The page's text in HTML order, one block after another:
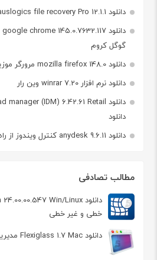
دانلود auslogics file recovery Pro 12.1.1 نرم افزار بازیابی اطلاعات
گوگل کروم
دانلود mozilla firefox 148.0 مرورگر موزیلا فایرفاکس
دانلود نرم افزار winrar 7.20 وین رار
دانلود
دانلود anydesk 9.6.11 کنترل ویندوز از راه دور
مطالب تصادفی
خطی و غیر خطی
دانلود Flexiglass 1.7 Mac مدیریت پنجره‌ ها در مکینتاش